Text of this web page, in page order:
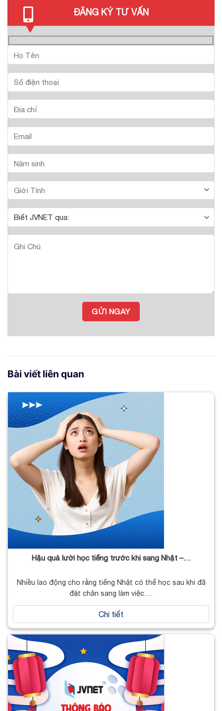
ĐĂNG KÝ TƯ VẤN
Bài viết liên quan
Hậu quả lười học tiếng trước khi sang Nhật –…
Nhiều lao động cho rằng tiếng Nhật có thể học sau khi đã
đặt chân sang làm việc.…
Chi tiết